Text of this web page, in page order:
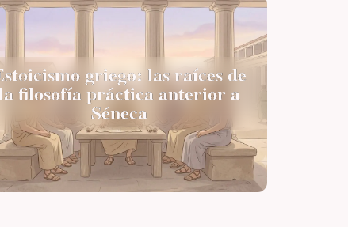
griego: las raíces de
filosofía práctica anterior a
Séneca